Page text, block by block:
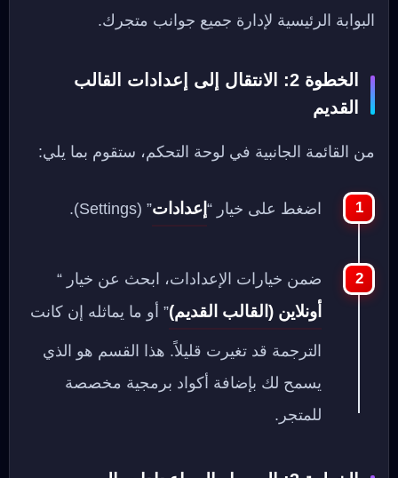
البوابة الرئيسية لإدارة جميع جوانب متجرك.
الخطوة 2: الانتقال إلى إعدادات القالب
القديم
من القائمة الجانبية في لوحة التحكم، ستقوم بما يلي:
اضغط على خيار “ إعدادات” (Settings).
ضمن خيارات الإعدادات، ابحث عن خيار “
أونلاين (القالب القديم)” أو ما يماثله إن كانت
الترجمة قد تغيرت قليلاً. هذا القسم هو الذي
يسمح لك بإضافة أكواد برمجية مخصصة
للمتجر.